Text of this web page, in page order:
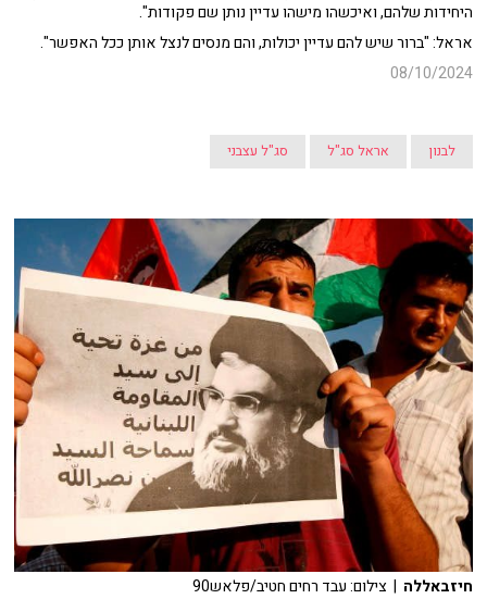
היחידות שלהם, ואיכשהו מישהו עדיין נותן שם פקודות".
אראל: "ברור שיש להם עדיין יכולות, והם מנסים לנצל אותן ככל האפשר".
08/10/2024
לבנון אראל סג"ל סג"ל עצבני
חיזבאללה | צילום: עבד רחים חטיב/פלאש90